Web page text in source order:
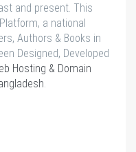
and present. This
a national
Authors & Books in
Designed, Developed
Hosting & Domain